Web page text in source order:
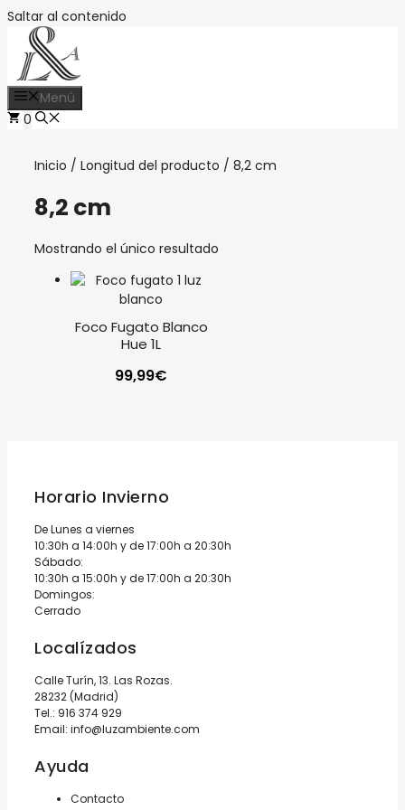
Saltar al contenido
Menú
0
Inicio / Longitud del producto / 8,2 cm
8,2 cm
Mostrando el único resultado
Foco Fugato Blanco
Hue 1L
99,99€
Horario Invierno
De Lunes a viernes
10:30h a 14:00h y de 17:00h a 20:30h
Sábado:
10:30h a 15:00h y de 17:00h a 20:30h
Domingos:
Cerrado
Localízados
Calle Turín, 13. Las Rozas.
28232 (Madrid)
Tel.: 916 374 929
Email: info@luzambiente.com
Ayuda
Contacto